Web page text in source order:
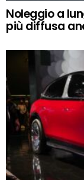
Noleggio a
più diffusa